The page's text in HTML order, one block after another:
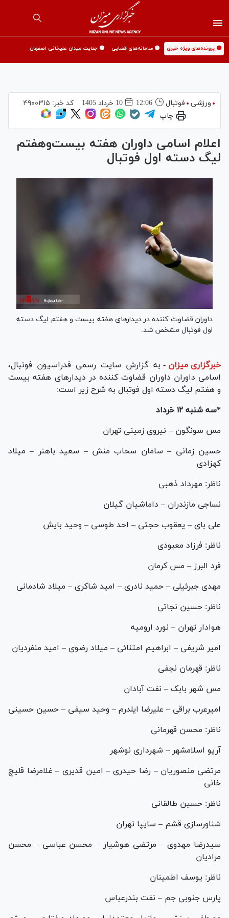
🟡 پرونده‌های ویژه خبری 🟡 سامانه‌های قضایی 🟡 جنایت میدان علیخانی اصفهان
ورزشی فوتبال 12:06 10 خرداد 1405 کد خبر: ۴۹۰۰۳۱۵
چاپ
اعلام اسامی داوران هفته بیست‌وهفتم
لیگ دسته اول فوتبال
داوران قضاوت کننده در دیدار‌های هفته بیست و هفتم لیگ دسته
اول فوتبال مشخص شد.
خبرگزاری میزان - به گزارش سایت رسمی فدراسیون فوتبال،
اسامی داوران داوران قضاوت کننده در دیدار‌های هفته بیست
و هفتم لیگ دسته اول فوتبال به شرح زیر است:
*سه شنبه ۱۲ خرداد
مس سونگون – نیروی زمینی تهران
حسین زمانی – سامان سحاب منش – سعید باهنر – میلاد
کهزادی
ناظر: مهرداد ذهبی
نساجی مازندران – داماشیان گیلان
علی بای – یعقوب حجتی – احد طوسی – وحید بایش
ناظر: فرزاد معبودی
فرد البرز – مس کرمان
مهدی جبرئیلی – حمید نادری – امید شاکری – میلاد شادمانی
ناظر: حسین نجاتی
هوادار تهران – نورد ارومیه
امیر شریفی – ابراهیم امتنائی – میلاد رضوی – امید منفردیان
ناظر: قهرمان نجفی
مس شهر بابک – نفت آبادان
امیرعرب براقی – علیرضا ایلدرم – وحید سیفی – حسین حسینی
ناظر: محسن قهرمانی
آریو اسلامشهر – شهرداری نوشهر
مرتضی منصوریان – رضا حیدری – امین قدیری – غلامرضا قلیچ
خانی
ناظر: حسین طالقانی
شناورسازی قشم – سایپا تهران
سیدرضا مهدوی – مرتضی هوشیار – محسن عباسی – محسن
مرادیان
ناظر: یوسف اطمینان
پارس جنوبی جم – نفت بندرعباس